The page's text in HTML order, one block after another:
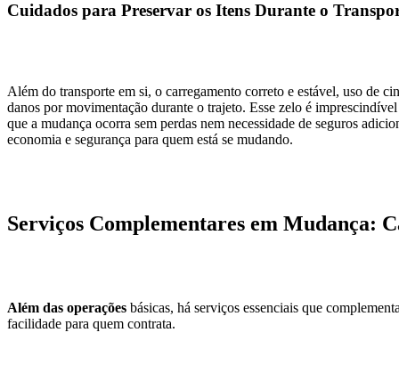
Cuidados para Preservar os Itens Durante o
Além do transporte em si, o carregamento correto e estável, uso de
danos por movimentação durante o trajeto. Esse zelo é
que a mudança ocorra sem perdas nem necessidade de seguros
economia e segurança para quem está se mudando.
Serviços Complementares em Mudança:
Além das operações básicas, há serviços essenciais que
facilidade para quem contrata.